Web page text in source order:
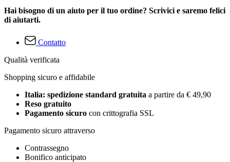
Hai bisogno di un aiuto per il tuo ordine? Scrivici e saremo felici
di aiutarti.
Contatto
Qualità verificata
Shopping sicuro e affidabile
Italia: spedizione standard gratuita a partire da € 49,90
Reso gratuito
Pagamento sicuro con crittografia SSL
Pagamento sicuro attraverso
Contrassegno
Bonifico anticipato